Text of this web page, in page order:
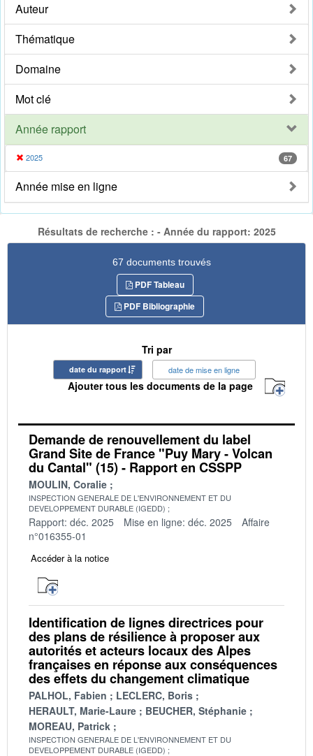
Auteur
Thématique
Domaine
Mot clé
Année rapport
2025 67
Année mise en ligne
Résultats de recherche : - Année du rapport: 2025
67 documents trouvés
PDF Tableau
PDF Bibliographie
Tri par
date du rapport date de mise en ligne
Ajouter tous les documents de la page
Demande de renouvellement du label
Grand Site de France "Puy Mary - Volcan
du Cantal" (15) - Rapport en CSSPP
MOULIN, Coralie
INSPECTION GENERALE DE L'ENVIRONNEMENT ET DU
DEVELOPPEMENT DURABLE (IGEDD)
Rapport: déc. 2025 Mise en ligne: déc. 2025
Affaire
n°016355-01
Accéder à la notice
Identification de lignes directrices pour
des plans de résilience à proposer aux
autorités et acteurs locaux des Alpes
françaises en réponse aux conséquences
des effets du changement climatique
PALHOL, Fabien
LECLERC, Boris
HERAULT, Marie-Laure
BEUCHER, Stéphanie
MOREAU, Patrick
INSPECTION GENERALE DE L'ENVIRONNEMENT ET DU
DEVELOPPEMENT DURABLE (IGEDD)